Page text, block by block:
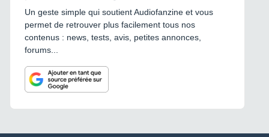
Un geste simple qui soutient Audiofanzine et vous
permet de retrouver plus facilement tous nos
contenus : news, tests, avis, petites annonces,
forums...